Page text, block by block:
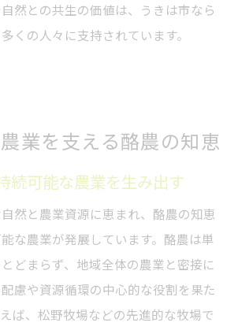
然との共生の価値は、うきは市なら
くの人々に支持されています。
業を支える酪農の知恵
続可能な農業を生み出す
然と農業資源に恵まれ、酪農の知恵
な農業が発展しています。酪農は単
どまらず、地域全体の農業と密接に
慮や資源循環の中心的な役割を果た
ば、松野牧場などの先進的な牧場で